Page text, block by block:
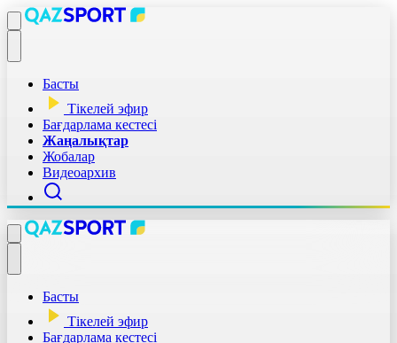
Басты
Тікелей эфир
Бағдарлама кестесі
Жаңалықтар
Жобалар
Видеоархив
Басты
Тікелей эфир
Бағдарлама кестесі